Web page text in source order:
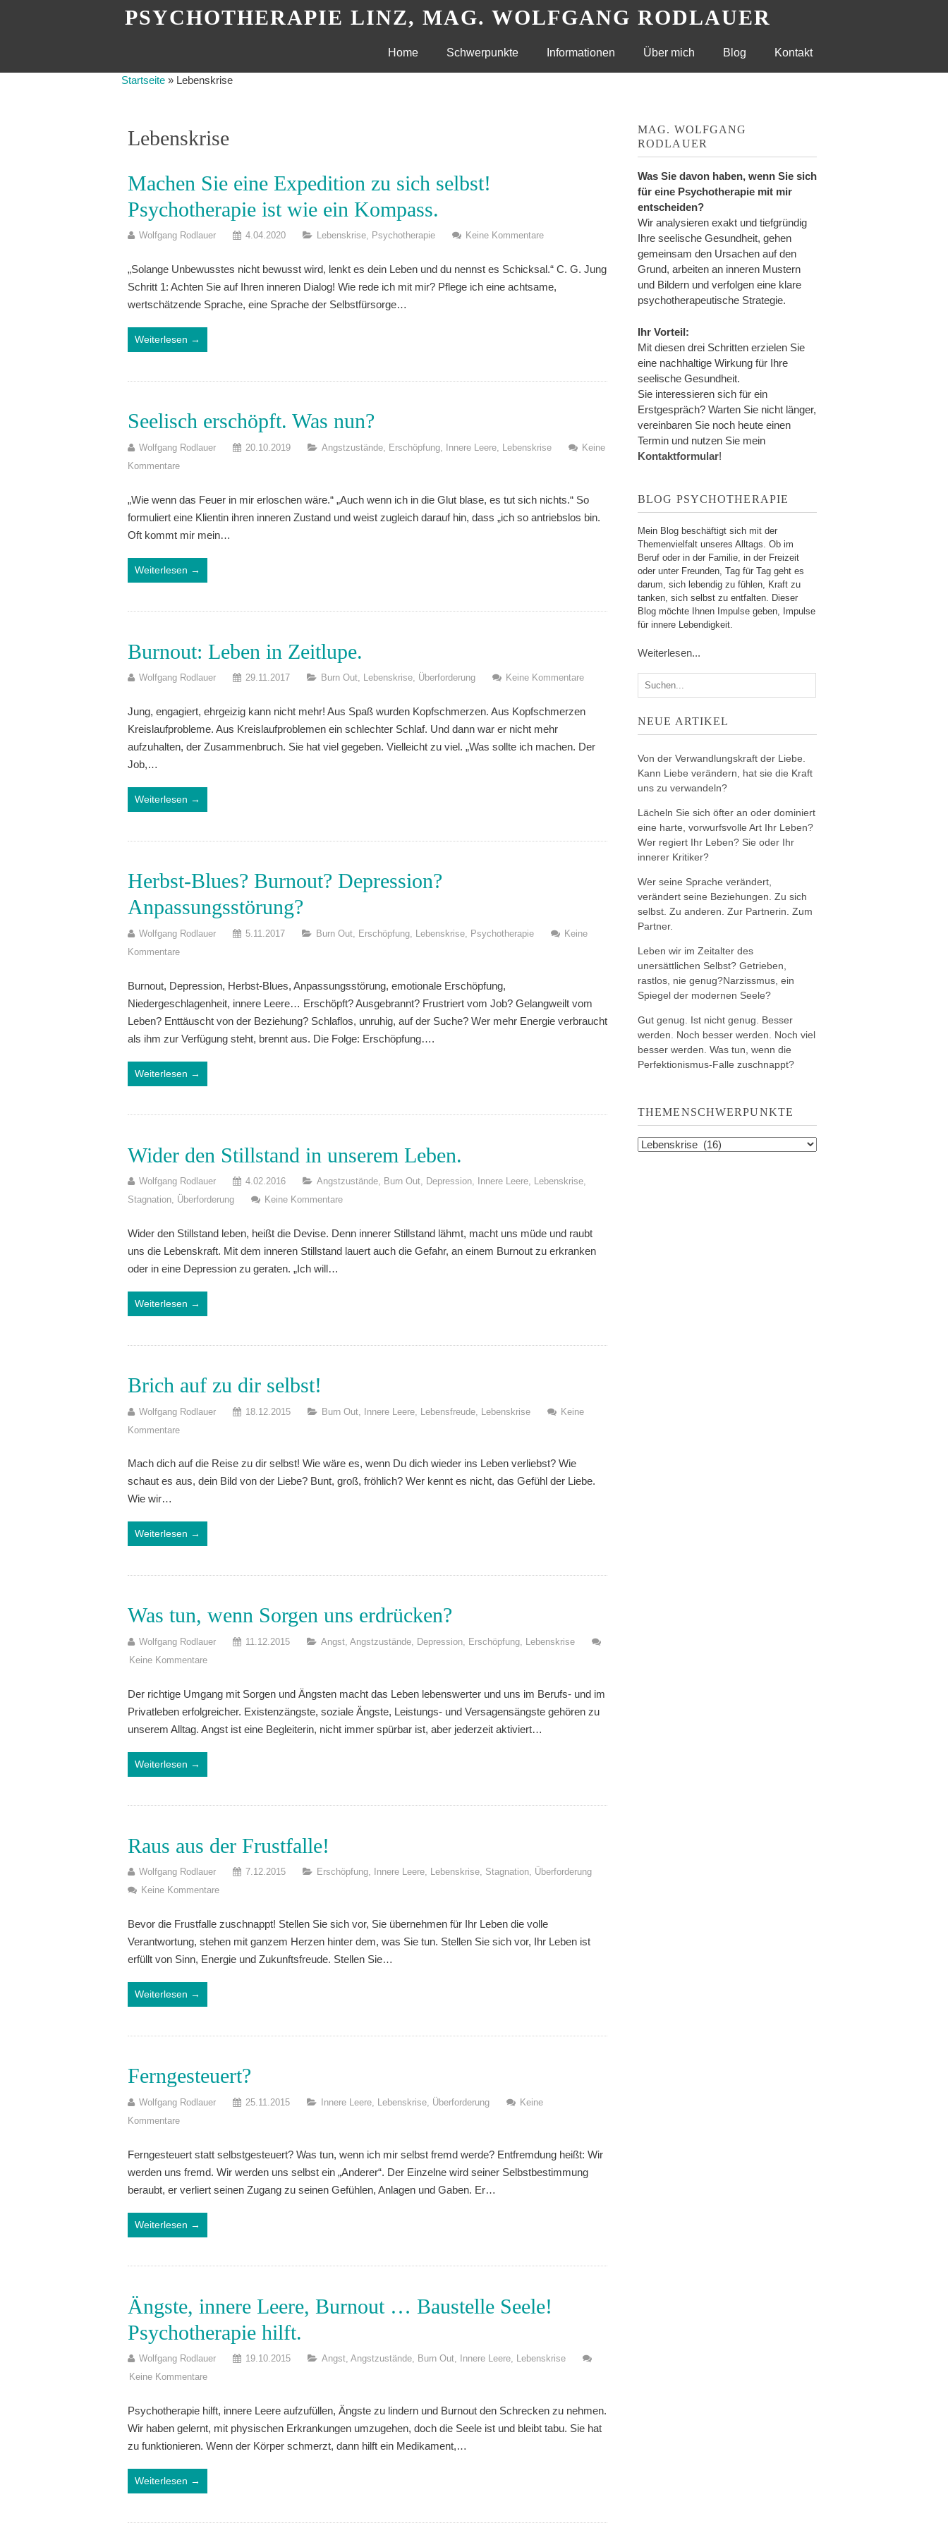
PSYCHOTHERAPIE LINZ, MAG. WOLFGANG RODLAUER
Skip
Home Schwerpunkte Informationen Über mich Blog Kontakt
Startseite » Lebenskrise
Lebenskrise
Machen Sie eine Expedition zu sich selbst!
Psychotherapie ist wie ein Kompass.
Wolfgang Rodlauer 4.04.2020 Lebenskrise, Psychotherapie Keine Kommentare
„Solange Unbewusstes nicht bewusst wird, lenkt es dein Leben und du nennst es Schicksal.“ C. G. Jung
Schritt 1: Achten Sie auf Ihren inneren Dialog! Wie rede ich mit mir? Pflege ich eine achtsame,
wertschätzende Sprache, eine Sprache der Selbstfürsorge…
Weiterlesen →
Seelisch erschöpft. Was nun?
Wolfgang Rodlauer 20.10.2019 Angstzustände Erschöpfung Innere Leere Lebenskrise
Keine
Kommentare
„Wie wenn das Feuer in mir erloschen wäre.“ „Auch wenn ich in die Glut blase, es tut sich nichts.“ So
formuliert eine Klientin ihren inneren Zustand und weist zugleich darauf hin, dass „ich so antriebslos bin.
Oft kommt mir mein…
Weiterlesen →
Burnout: Leben in Zeitlupe.
Wolfgang Rodlauer 29.11.2017 Burn Out, Lebenskrise, Überforderung Keine Kommentare
Jung, engagiert, ehrgeizig kann nicht mehr! Aus Spaß wurden Kopfschmerzen. Aus Kopfschmerzen
Kreislaufprobleme. Aus Kreislaufproblemen ein schlechter Schlaf. Und dann war er nicht mehr
aufzuhalten, der Zusammenbruch. Sie hat viel gegeben. Vielleicht zu viel. „Was sollte ich machen. Der
Job,…
Weiterlesen →
Herbst-Blues? Burnout? Depression?
Anpassungsstörung?
Wolfgang Rodlauer 5.11.2017 Burn Out Erschöpfung Lebenskrise Psychotherapie
Keine
Kommentare
Burnout, Depression, Herbst-Blues, Anpassungsstörung, emotionale Erschöpfung,
Niedergeschlagenheit, innere Leere… Erschöpft? Ausgebrannt? Frustriert vom Job? Gelangweilt vom
Leben? Enttäuscht von der Beziehung? Schlaflos, unruhig, auf der Suche? Wer mehr Energie verbraucht
als ihm zur Verfügung steht, brennt aus. Die Folge: Erschöpfung….
Weiterlesen →
Wider den Stillstand in unserem Leben.
Wolfgang Rodlauer 4.02.2016 Angstzustände, Burn Out, Depression, Innere Leere, Lebenskrise,
Stagnation, Überforderung Keine Kommentare
Wider den Stillstand leben, heißt die Devise. Denn innerer Stillstand lähmt, macht uns müde und raubt
uns die Lebenskraft. Mit dem inneren Stillstand lauert auch die Gefahr, an einem Burnout zu erkranken
oder in eine Depression zu geraten. „Ich will…
Weiterlesen →
Brich auf zu dir selbst!
Wolfgang Rodlauer 18.12.2015 Burn Out Innere Leere Lebensfreude Lebenskrise
Keine
Kommentare
Mach dich auf die Reise zu dir selbst! Wie wäre es, wenn Du dich wieder ins Leben verliebst? Wie
schaut es aus, dein Bild von der Liebe? Bunt, groß, fröhlich? Wer kennt es nicht, das Gefühl der Liebe.
Wie wir…
Weiterlesen →
Was tun, wenn Sorgen uns erdrücken?
Wolfgang Rodlauer 11.12.2015 Angst ,Angstzustände Depression Erschöpfung
Lebenskrise
Keine Kommentare
Der richtige Umgang mit Sorgen und Ängsten macht das Leben lebenswerter und uns im Berufs- und im
Privatleben erfolgreicher. Existenzängste, soziale Ängste, Leistungs- und Versagensängste gehören zu
unserem Alltag. Angst ist eine Begleiterin, nicht immer spürbar ist, aber jederzeit aktiviert…
Weiterlesen →
Raus aus der Frustfalle!
Wolfgang Rodlauer 7.12.2015 Erschöpfung, Innere Leere, Lebenskrise, Stagnation, Überforderung
Keine Kommentare
Bevor die Frustfalle zuschnappt! Stellen Sie sich vor, Sie übernehmen für Ihr Leben die volle
Verantwortung, stehen mit ganzem Herzen hinter dem, was Sie tun. Stellen Sie sich vor, Ihr Leben ist
erfüllt von Sinn, Energie und Zukunftsfreude. Stellen Sie…
Weiterlesen →
Ferngesteuert?
Wolfgang Rodlauer 25.11.2015 Innere Leere Lebenskrise Überforderung
Keine
Kommentare
Ferngesteuert statt selbstgesteuert? Was tun, wenn ich mir selbst fremd werde? Entfremdung heißt: Wir
werden uns fremd. Wir werden uns selbst ein „Anderer“. Der Einzelne wird seiner Selbstbestimmung
beraubt, er verliert seinen Zugang zu seinen Gefühlen, Anlagen und Gaben. Er…
Weiterlesen →
Ängste, innere Leere, Burnout … Baustelle Seele!
Psychotherapie hilft.
Wolfgang Rodlauer 19.10.2015 Angst,Angstzustände, Burn Out, Innere Leere, Lebenskrise
Keine Kommentare
Psychotherapie hilft, innere Leere aufzufüllen, Ängste zu lindern und Burnout den Schrecken zu nehmen.
Wir haben gelernt, mit physischen Erkrankungen umzugehen, doch die Seele ist und bleibt tabu. Sie hat
zu funktionieren. Wenn der Körper schmerzt, dann hilft ein Medikament,…
Weiterlesen →
MAG. WOLFGANG
RODLAUER
Was Sie davon haben, wenn Sie sich
für eine Psychotherapie mit mir
entscheiden?
Wir analysieren exakt und tiefgründig
Ihre seelische Gesundheit, gehen
gemeinsam den Ursachen auf den
Grund, arbeiten an inneren Mustern
und Bildern und verfolgen eine klare
psychotherapeutische Strategie.
Ihr Vorteil:
Mit diesen drei Schritten erzielen Sie
eine nachhaltige Wirkung für Ihre
seelische Gesundheit.
Sie interessieren sich für ein
Erstgespräch? Warten Sie nicht länger,
vereinbaren Sie noch heute einen
Termin und nutzen Sie mein
Kontaktformular!
BLOG PSYCHOTHERAPIE
Mein Blog beschäftigt sich mit der
Themenvielfalt unseres Alltags. Ob im
Beruf oder in der Familie, in der Freizeit
oder unter Freunden, Tag für Tag geht es
darum, sich lebendig zu fühlen, Kraft zu
tanken, sich selbst zu entfalten. Dieser
Blog möchte Ihnen Impulse geben, Impulse
für innere Lebendigkeit.
Weiterlesen...
NEUE ARTIKEL
Von der Verwandlungskraft der Liebe.
Kann Liebe verändern, hat sie die Kraft
uns zu verwandeln?
Lächeln Sie sich öfter an oder dominiert
eine harte, vorwurfsvolle Art Ihr Leben?
Wer regiert Ihr Leben? Sie oder Ihr
innerer Kritiker?
Wer seine Sprache verändert,
verändert seine Beziehungen. Zu sich
selbst. Zu anderen. Zur Partnerin. Zum
Partner.
Leben wir im Zeitalter des
unersättlichen Selbst? Getrieben,
rastlos, nie genug?Narzissmus, ein
Spiegel der modernen Seele?
Gut genug. Ist nicht genug. Besser
werden. Noch besser werden. Noch viel
besser werden. Was tun, wenn die
Perfektionismus-Falle zuschnappt?
THEMENSCHWERPUNKTE
Themenschwerpunkte